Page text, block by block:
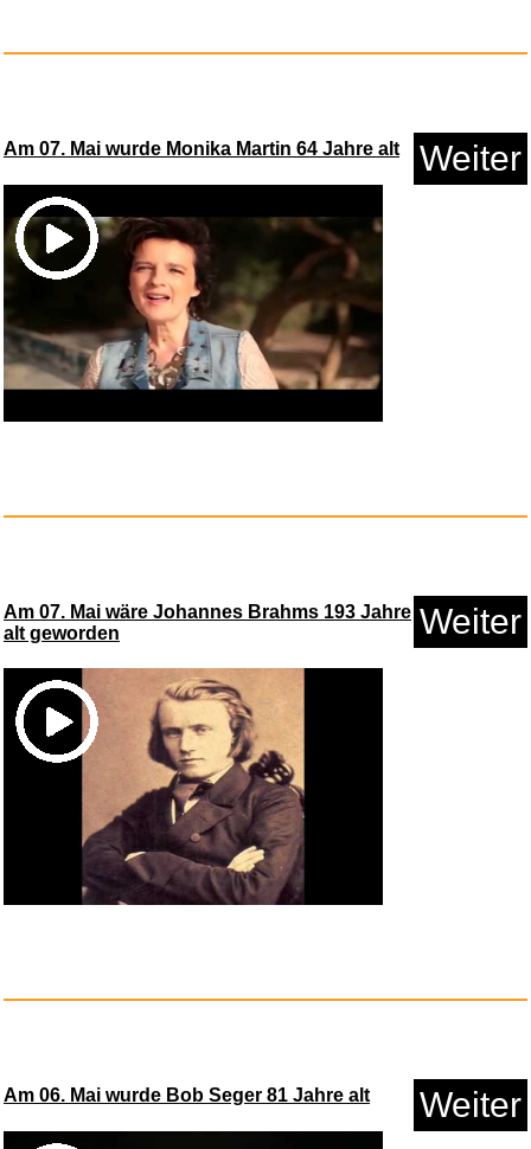
Anzeige
Kindergarten-Hintergrund...
Am 07. Mai wurde Monika Martin 64 Jahre alt Weiter
Am 07. Mai wäre Johannes Brahms 193 Jahre
alt geworden
Weiter
Am 06. Mai wurde Bob Seger 81 Jahre alt Weiter